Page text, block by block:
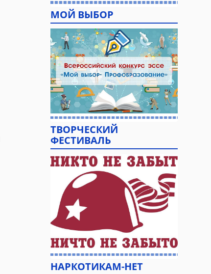
МОЙ ВЫБОР
ТВОРЧЕСКИЙ
ФЕСТИВАЛЬ
НАРКОТИКАМ-НЕТ